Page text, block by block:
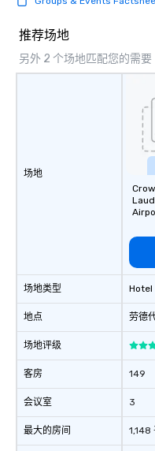
推荐场地
另外 2 个场地匹配您的需要
场地
场地类型
地点
场地评级
客房
会议室
最大的房间
Hotel
劳德
149
3
1,148